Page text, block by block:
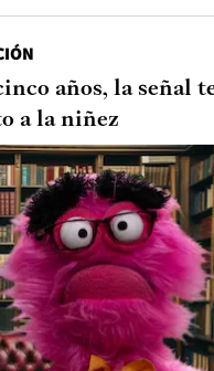
años, la señal
a la niñez